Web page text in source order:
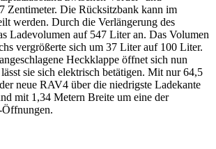
Zentimeter. Die Rücksitzbank kann im
werden. Durch die Verlängerung des
Ladevolumen auf 547 Liter an. Das Volumen
vergrößerte sich um 37 Liter auf 100 Liter.
Heckklappe öffnet sich nun
sie sich elektrisch betätigen. Mit nur 64,5
neue RAV4 über die niedrigste Ladekante
mit 1,34 Metern Breite um eine der
Öffnungen.